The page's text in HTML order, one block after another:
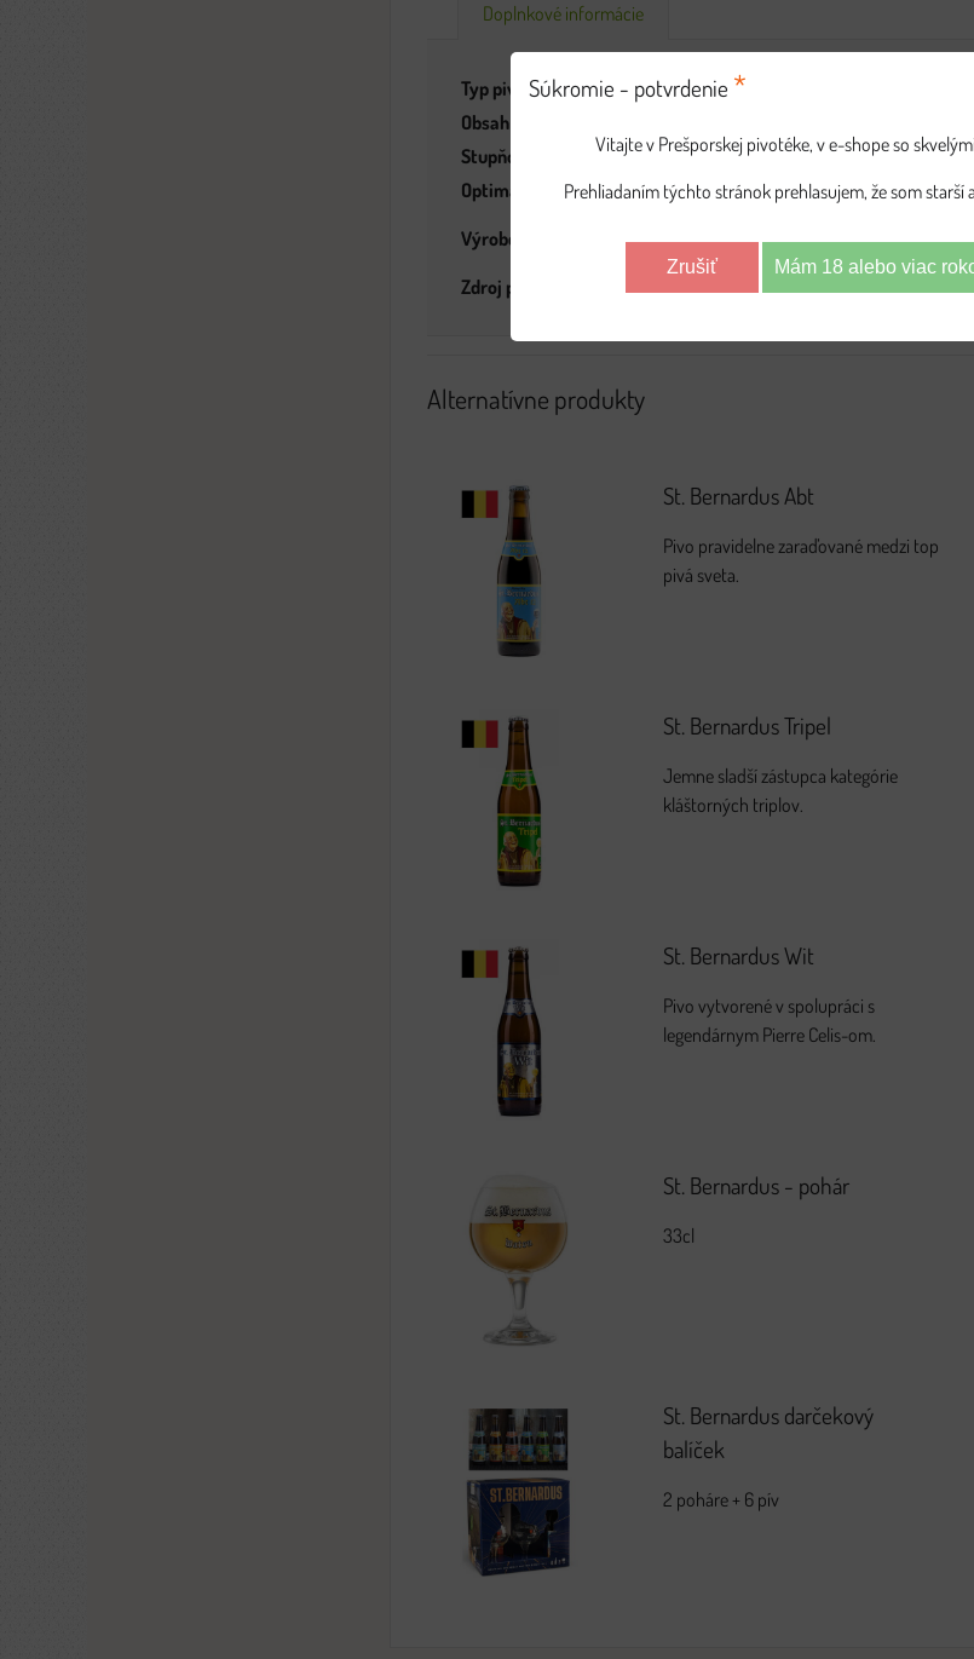
Doplnkové informácie
Typ piva:
Obsah alkoholu:
Stupňovitosť:
16°
Optimálna teplota pri nalievaní:
8-12 °C
Výrobca:
Watou,
Zdroj popisu:
rôzne
Alternatívne produkty
St. Bernardus Abt
Pivo pravidelne zaraďované medzi top
pivá sveta.
St. Bernardus Tripel
Jemne sladší zástupca kategórie
kláštorných triplov.
St. Bernardus Wit
Pivo vytvorené v spolupráci s
legendárnym Pierre Celis-om.
St. Bernardus - pohár
33cl
St. Bernardus darčekový
balíček
2 poháre + 6 pív
Súkromie - potvrdenie *
Vitajte v Prešporskej pivotéke, v e-shope so
Prehliadaním týchto stránok prehlasujem, že som starší
Zrušiť Mám 18 alebo viac